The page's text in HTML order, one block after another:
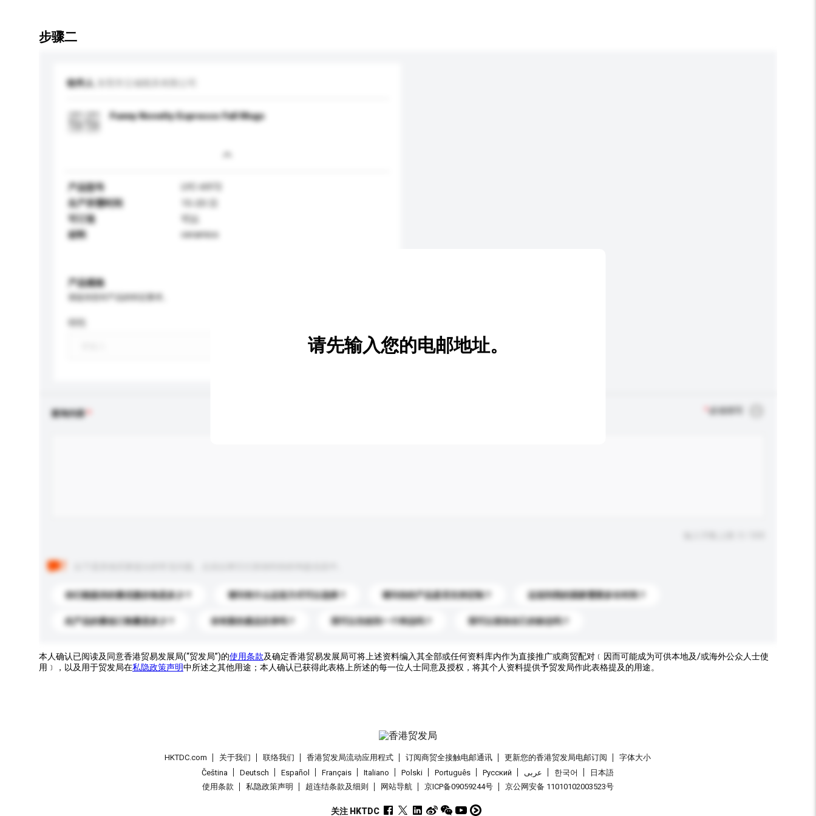
步骤二
收件人
Funny Novelty Espresso Fall Mugs
产品型号
LYC-6972
生产所需时间
可订造
可以
材料
ceramics
产品规格
新增/删除选项
查询内容 必须填写
你们能提供的最优惠价格是多少？ 请问有什么运送方式可以选择？ 请问你的产品是否支持定制？ 运送到我的国家需要多长时间？
此产品的最低订购量是多少？ 你有新的產品目录吗？ 我可以先收到一个样品吗？ 我可以添加自己的标志吗？
请先输入您的电邮地址。
本人确认已阅读及同意香港贸易发展局(“贸发局”)的使用条款及确定香港贸易发展局可将上述资料编入其全部或任何资料库内作为直接推广或商贸配对﹝因而可能成为可供本地及/或海外公众人士使
用﹞，以及用于贸发局在私隐政策声明中所述之其他用途；本人确认已获得此表格上所述的每一位人士同意及授权，将其个人资料提供予贸发局作此表格提及的用途。
HKTDC.com 关于我们 联络我们 香港贸发局流动应用程式 订阅商贸全接触电邮通讯 更新您的香港贸发局电邮订阅
字体大小
Čeština
Deutsch Español Français Italiano Polski Português Pусский عربى 한국어
日本語
使用条款
私隐政策声明 超连结条款及细则 网站导航 京ICP备09059244号 京公网安备 11010102003523号
关注 HKTDC